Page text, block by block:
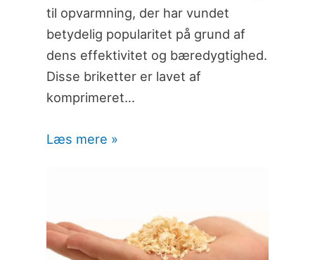
til opvarmning, der har vundet
betydelig popularitet på grund af
dens effektivitet og bæredygtighed.
Disse briketter er lavet af
komprimeret…
Læs mere »